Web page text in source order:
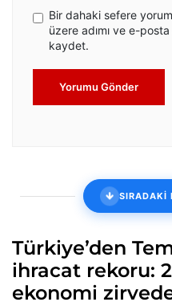
Bir dahaki sefere
üzere adımı ve e-
kaydet.
Yorumu Gönder
SIRADAKİ
Türkiye’den
ihracat rekoru:
ekonomi